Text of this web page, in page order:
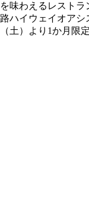
を味わえるレスト
路ハイウェイオアシ
（土）より1か月限